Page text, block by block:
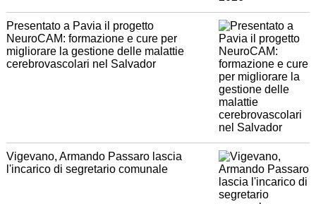
Presentato a Pavia il progetto
NeuroCAM: formazione e cure per
migliorare la gestione delle malattie
cerebrovascolari nel Salvador
Vigevano, Armando Passaro lascia
l'incarico di segretario comunale